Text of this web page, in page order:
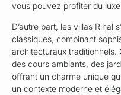
vous pouvez profiter du
D’autre part, les villas Rihal
classiques, combinant
architecturaux traditionnels.
des cours ambiants, des
offrant un charme unique
un contexte moderne et